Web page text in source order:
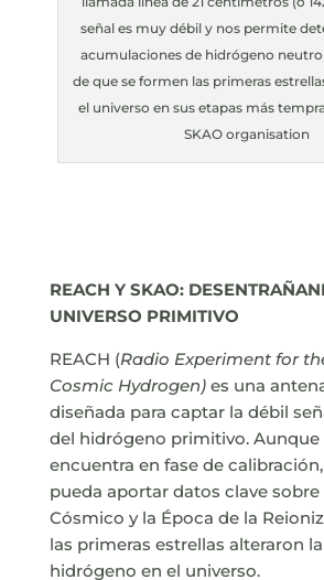
señal es muy débil y nos permite
acumulaciones de hidrógeno
de que se formen las primeras
el universo en sus etapas más
SKAO organisation
REACH Y SKAO:
UNIVERSO PRIMITIVO
REACH (Radio Experiment for
Cosmic Hydrogen)es una
diseñada para captar la débil
del hidrógeno primitivo. Aunque
encuentra en fase de
pueda aportar datos clave
Cósmico y la Época de la
las primeras estrellas alteraron
hidrógeno en el universo.